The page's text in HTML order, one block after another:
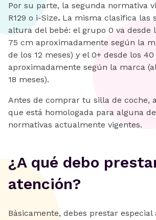
Por su parte, la segunda normativa
R129 o i-Size. La misma clasifica las
altura del bebé: el grupo 0 va desde
75 cm aproximadamente según la
de los 12 meses) y el 0+ desde los
aproximadamente según la marca
18 meses).
Antes de comprar tu silla de coche,
que está homologada para alguna
normativas actualmente vigentes.
¿A qué debo
atención?
Básicamente, debes prestar